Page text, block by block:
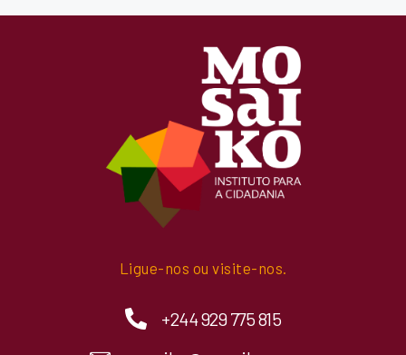
Ligue-nos ou visite-nos.
+244 929 775 815